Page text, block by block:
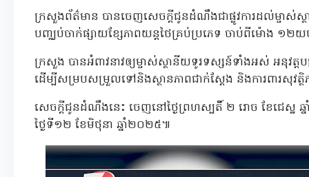
ក្រសួងព័ត៌មាន បានចេញសេចក្ដីជូនដំណឹងជាផ្លូវការដល់ម្ចាស់
បញ្ឈប់ចាក់ផ្សាយខ្សែភាពយន្តថៃគ្រប់ប្រភេទ ចាប់ពីម៉ោង ១២
ក្រសួង បានអំពាវនាវឲ្យម្ចាស់ស្ថានីយទូរទស្សន៍ទាំងអស់ អនុវត្
ដើម្បីសម្របសម្រួលទៅនិងស្ថានភាពជាក់ស្តែង និងការពារសុវត្ថិ
សេចក្ដីជូនដំណឹងនេះ ចេញនៅថ្ងៃព្រហស្បតិ៍ ២ រោច ខែជេស្ឋ
ថ្ងៃទី១២ ខែមិថុនា ឆ្នាំ២០២៥៕